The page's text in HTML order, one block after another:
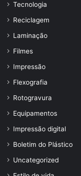
Tecnologia
Reciclagem
Laminação
Filmes
Impressão
Flexografia
Rotogravura
Equipamentos
Impressão digital
Boletim do Plástico
Uncategorized